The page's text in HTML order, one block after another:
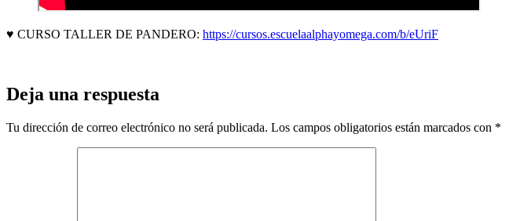
♥ CURSO TALLER DE PANDERO: https://cursos.escuelaalphayomega.com/b/eUriF
Deja una respuesta
Tu dirección de correo electrónico no será publicada. Los campos obligatorios están marcados con *